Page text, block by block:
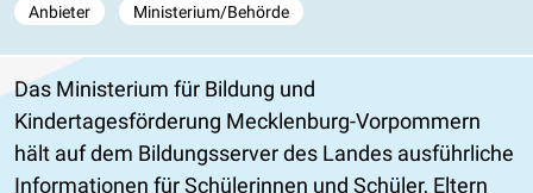
Anbieter Ministerium/Behörde
Das Ministerium für Bildung und
Kindertagesförderung Mecklenburg-Vorpommern
hält auf dem Bildungsserver des Landes ausführliche
Informationen für Schülerinnen und Schüler, Eltern